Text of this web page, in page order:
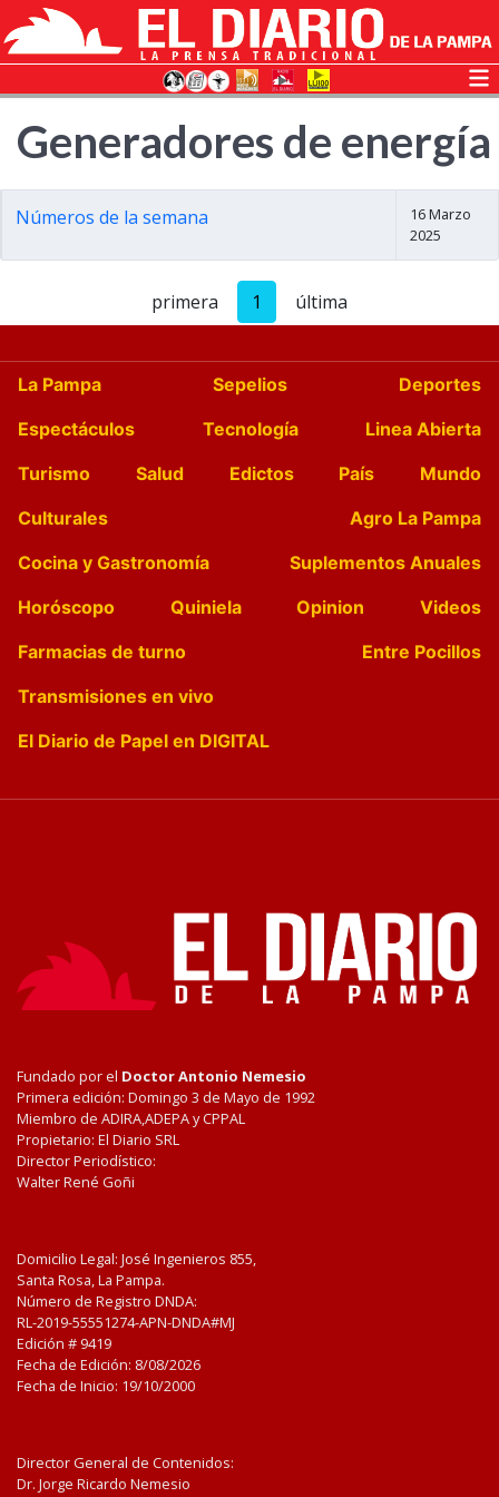
Generadores de energía
Números de la semana
16 Marzo
2025
primera 1 última
La Pampa Sepelios
Deportes
Espectáculos
Tecnología
Linea Abierta
Turismo
Salud Edictos País
Mundo
Culturales
Agro La Pampa
Cocina y Gastronomía
Suplementos Anuales
Horóscopo
Quiniela Opinion
Videos
Farmacias de turno
Entre Pocillos
Transmisiones en vivo
El Diario de Papel en DIGITAL
Fundado por el Doctor Antonio Nemesio
Primera edición: Domingo 3 de Mayo de 1992
Miembro de ADIRA,ADEPA y CPPAL
Propietario: El Diario SRL
Director Periodístico:
Walter René Goñi
Domicilio Legal: José Ingenieros 855,
Santa Rosa, La Pampa.
Número de Registro DNDA:
RL-2019-55551274-APN-DNDA#MJ
Edición # 9419
Fecha de Edición: 8/08/2026
Fecha de Inicio: 19/10/2000
Director General de Contenidos:
Dr. Jorge Ricardo Nemesio